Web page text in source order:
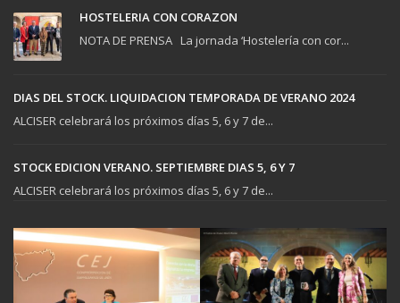
HOSTELERIA CON CORAZON
NOTA DE PRENSA La jornada ‘Hostelería con cor...
DIAS DEL STOCK. LIQUIDACION TEMPORADA DE VERANO 2024
ALCISER celebrará los próximos días 5, 6 y 7 de...
STOCK EDICION VERANO. SEPTIEMBRE DIAS 5, 6 Y 7
ALCISER celebrará los próximos días 5, 6 y 7 de...